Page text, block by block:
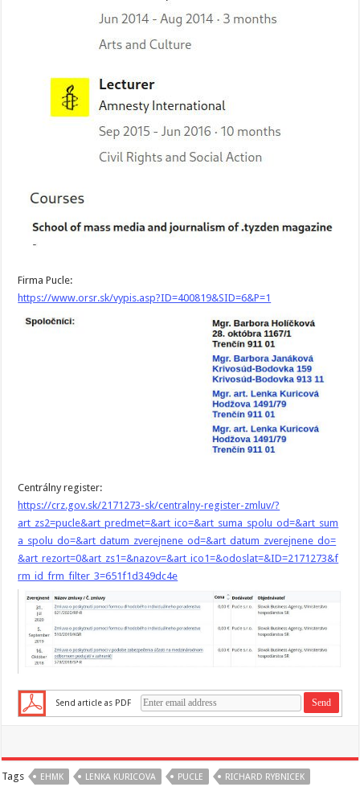
Firma Pucle:
https://www.orsr.sk/vypis.asp?ID=400819&SID=6&P=1
Centrálny register:
https://crz.gov.sk/2171273-sk/centralny-register-zmluv/?
art_zs2=pucle&art_predmet=&art_ico=&art_suma_spolu_od=&art_sum
a_spolu_do=&art_datum_zverejnene_od=&art_datum_zverejnene_do=
&art_rezort=0&art_zs1=&nazov=&art_ico1=&odoslat=&ID=2171273&f
rm_id_frm_filter_3=651f1d349dc4e
Send article as PDF
Tags EHMK LENKA KURICOVA PUCLE RICHARD RYBNICEK